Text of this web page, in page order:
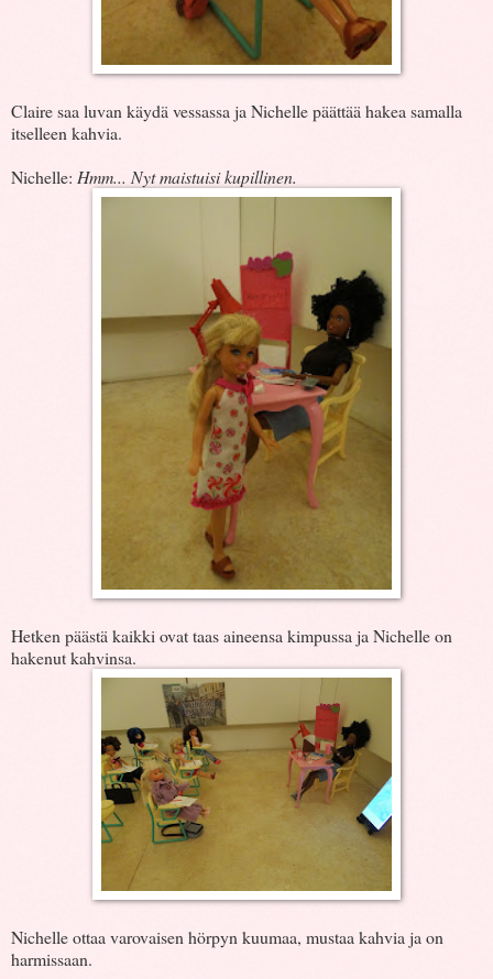
Claire saa luvan käydä vessassa ja Nichelle päättää hakea samalla
itselleen kahvia.
Nichelle: Hmm... Nyt maistuisi kupillinen.
Hetken päästä kaikki ovat taas aineensa kimpussa ja Nichelle on
hakenut kahvinsa.
Nichelle ottaa varovaisen hörpyn kuumaa, mustaa kahvia ja on
harmissaan.